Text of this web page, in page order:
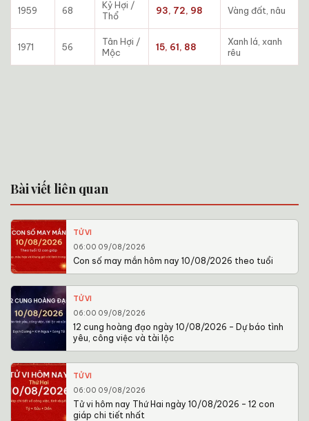
1959 68
Kỷ Hợi /
Thổ
93, 72, 98 Vàng đất, nâu
1971 56
Tân Hợi /
Mộc
15, 61, 88
Xanh lá, xanh
rêu
Bài viết liên quan
TỬ VI
06:00 09/08/2026
Con số may mắn hôm nay 10/08/2026 theo tuổi
TỬ VI
06:00 09/08/2026
12 cung hoàng đạo ngày 10/08/2026 – Dự báo tình
yêu, công việc và tài lộc
TỬ VI
06:00 09/08/2026
Tử vi hôm nay Thứ Hai ngày 10/08/2026 – 12 con
giáp chi tiết nhất